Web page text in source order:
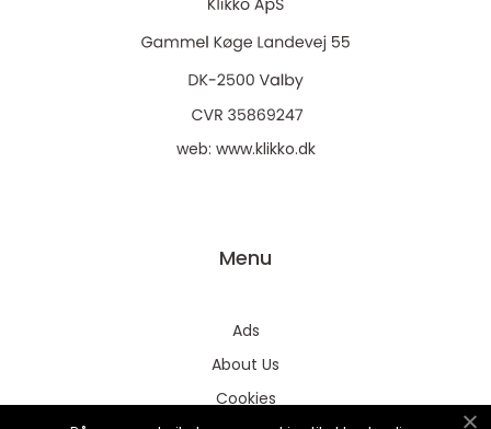
web: www.klikko.dk
Menu
Ads
About Us
Cookies